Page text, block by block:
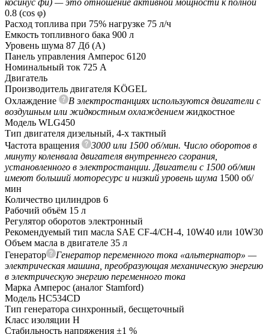
0.8 (сos φ)
Расход топлива при 75% нагрузке 75 л/ч
Емкость топливного бака 900 л
Уровень шума 87 Дб (А)
Панель управления Амперос 6120
Номинальный ток 725 А
Двигатель
Производитель двигателя KÖGEL
Охлаждение
В электростанциях используются двигатели с
воздушным или жидкостным охлаждением жидкостное
Модель WLG450
Тип двигателя дизельный, 4-х тактный
Частота вращения
3000 или 1500 об/мин. Число оборотов в
минуту коленвала двигателя внутреннего сгорания,
установленного в электростанции. Двигатели с 1500 об/мин
имеют больший моторесурс и низкий уровень шума 1500 об/
мин
Количество цилиндров 6
Рабочий объём 15 л
Регулятор оборотов электронный
Рекомендуемый тип масла SAE СF-4/CH-4, 10W40 или 10W30
Объем масла в двигателе 35 л
Генератор
Генератор переменного тока «альтернатор» —
электрическая машина, преобразующая механическую энергию
в электрическую энергию переменного тока
Марка Амперос (аналог Stamford)
Модель HC534СD
Тип генератора синхронный, бесщеточный
Класс изоляции H
Стабильность напряжения ±1 %